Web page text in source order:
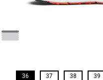
36 37 38 39